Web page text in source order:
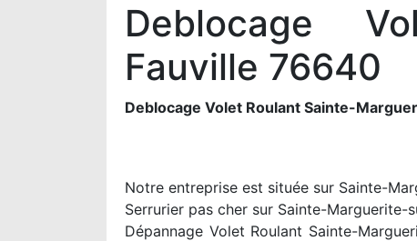
Deblocage
Fauville 76640
Deblocage Volet Roulant Sainte-
Notre entreprise est située sur Sainte-
Serrurier pas cher sur Sainte-Marguerite-
Dépannage Volet Roulant Sainte-